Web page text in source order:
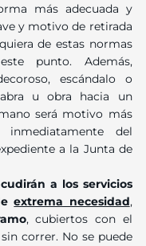
más adecuada y
y motivo de retirada
de estas normas
punto. Además,
escándalo o
u obra hacia un
será motivo más
del
a la Junta de
a los servicios
extrema necesidad,
, cubiertos con el
correr. No se puede